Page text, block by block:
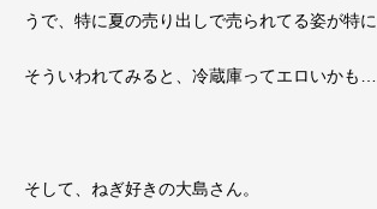
うで、特に夏の売り出しで売られてる姿が特に
そういわれてみると、冷蔵庫ってエロいかも…
そして、ねぎ好きの大島さん。